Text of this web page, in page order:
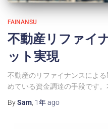
FAINANSU
不動産リファイ
ット実現
不動産のリファイナンスによ
めている資金調達の手段です。
BySam 1年ago